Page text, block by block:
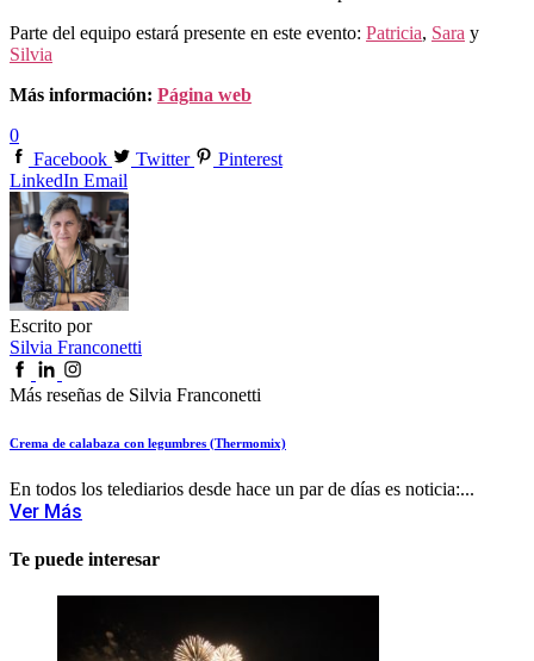
Parte del equipo estará presente en este evento: Patricia, Sara y
Silvia
Más información: Página web
0
Facebook
Twitter
Pinterest
LinkedIn Email
Escrito por
Silvia Franconetti
Más reseñas de Silvia Franconetti
Crema de calabaza con legumbres (Thermomix)
En todos los telediarios desde hace un par de días es noticia:...
Ver Más
Te puede interesar